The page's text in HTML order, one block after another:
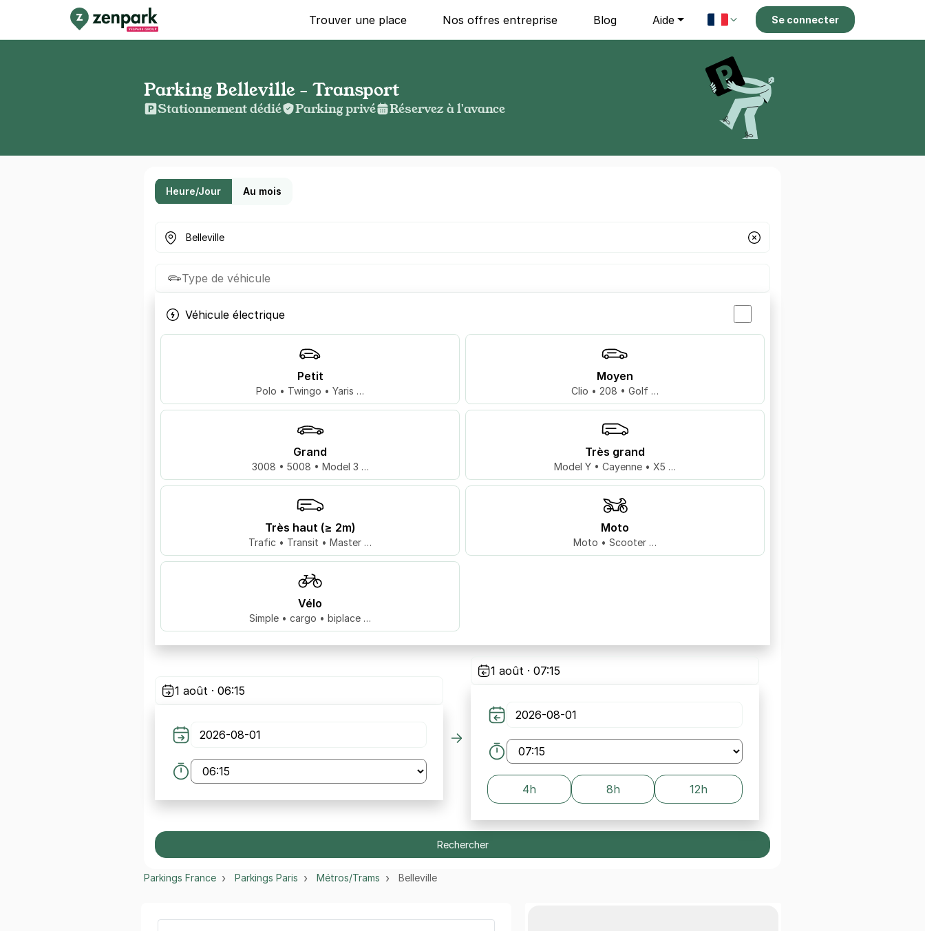
Trouver une place Nos offres entreprise Blog Aide Se connecter
Parking Belleville - Transport
Stationnement dédié Parking privé Réservez à l'avance
Heure/Jour Au mois
Où cherchez-vous un parking ?
Type de véhicule
Véhicule électrique
Petit
Polo • Twingo • Yaris …
Moyen
Clio • 208 • Golf …
Grand
3008 • 5008 • Model 3 …
Très grand
Model Y • Cayenne • X5 …
Très haut (≥ 2m)
Trafic • Transit • Master …
Moto
Moto • Scooter …
Vélo
Simple • cargo • biplace …
1 août · 06:15
1 août · 07:15
4h 8h 12h
Rechercher
Parkings France Parkings Paris Métros/Trams Belleville